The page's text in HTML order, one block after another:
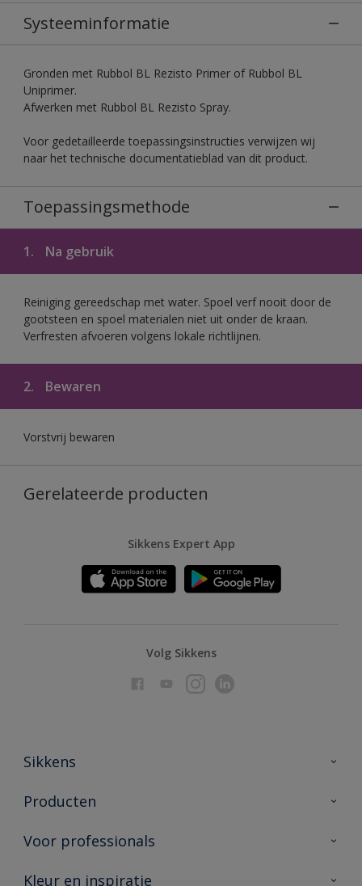
Systeeminformatie
Gronden met Rubbol BL Rezisto Primer of Rubbol BL
Uniprimer.
Afwerken met Rubbol BL Rezisto Spray.
Voor gedetailleerde toepassingsinstructies verwijzen wij
naar het technische documentatieblad van dit product.
Toepassingsmethode
1. Na gebruik
Reiniging gereedschap met water. Spoel verf nooit door de
gootsteen en spoel materialen niet uit onder de kraan.
Verfresten afvoeren volgens lokale richtlijnen.
2. Bewaren
Vorstvrij bewaren
Gerelateerde producten
Sikkens Expert App
Volg Sikkens
Sikkens
Over Sikkens
Duurzaamheid
Producten
Producten voor binnen
Voor professionals
Advies & service
Kleur en inspiratie